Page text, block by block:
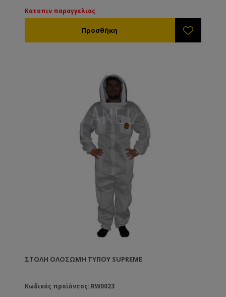
Κατοπιν παραγγελιας
ΣΤΟΛΉ ΟΛΌΣΩΜΗ ΤΎΠΟΥ SUPREME
Κωδικός προϊόντος: RW0023